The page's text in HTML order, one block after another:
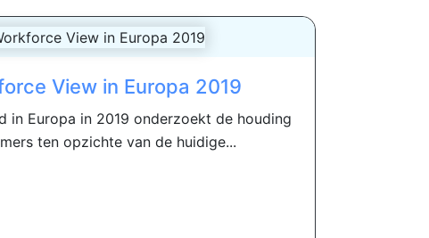
View in Europa 2019
in Europa in 2019 onderzoekt de houding
ten opzichte van de huidige...